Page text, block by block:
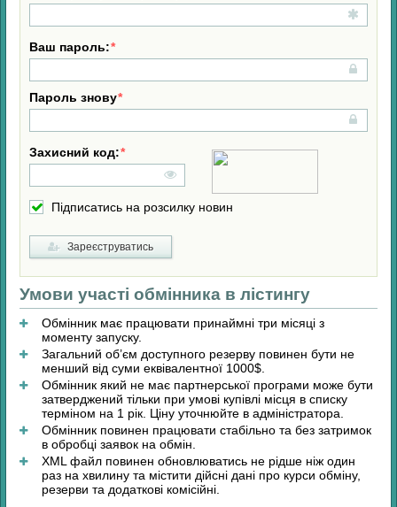
Ваш пароль:
Пароль знову
Захисний код:
Підписатись на розсилку новин
Зареєструватись
Умови участі обмінника в лістингу
Обмінник має працювати принаймні три місяці з
моменту запуску.
Загальний об’єм доступного резерву повинен бути не
менший від суми еквівалентної 1000$.
Обмінник який не має партнерської програми може бути
затверджений тільки при умові купівлі місця в списку
терміном на 1 рік. Ціну уточнюйте в адміністратора.
Обмінник повинен працювати стабільно та без затримок
в обробці заявок на обмін.
XML файл повинен обновлюватись не рідше ніж один
раз на хвилину та містити дійсні дані про курси обміну,
резерви та додаткові комісійні.